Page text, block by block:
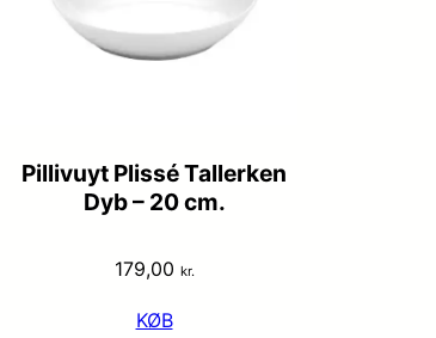
Pillivuyt Plissé Tallerken
Dyb – 20 cm.
179,00 kr.
KØB